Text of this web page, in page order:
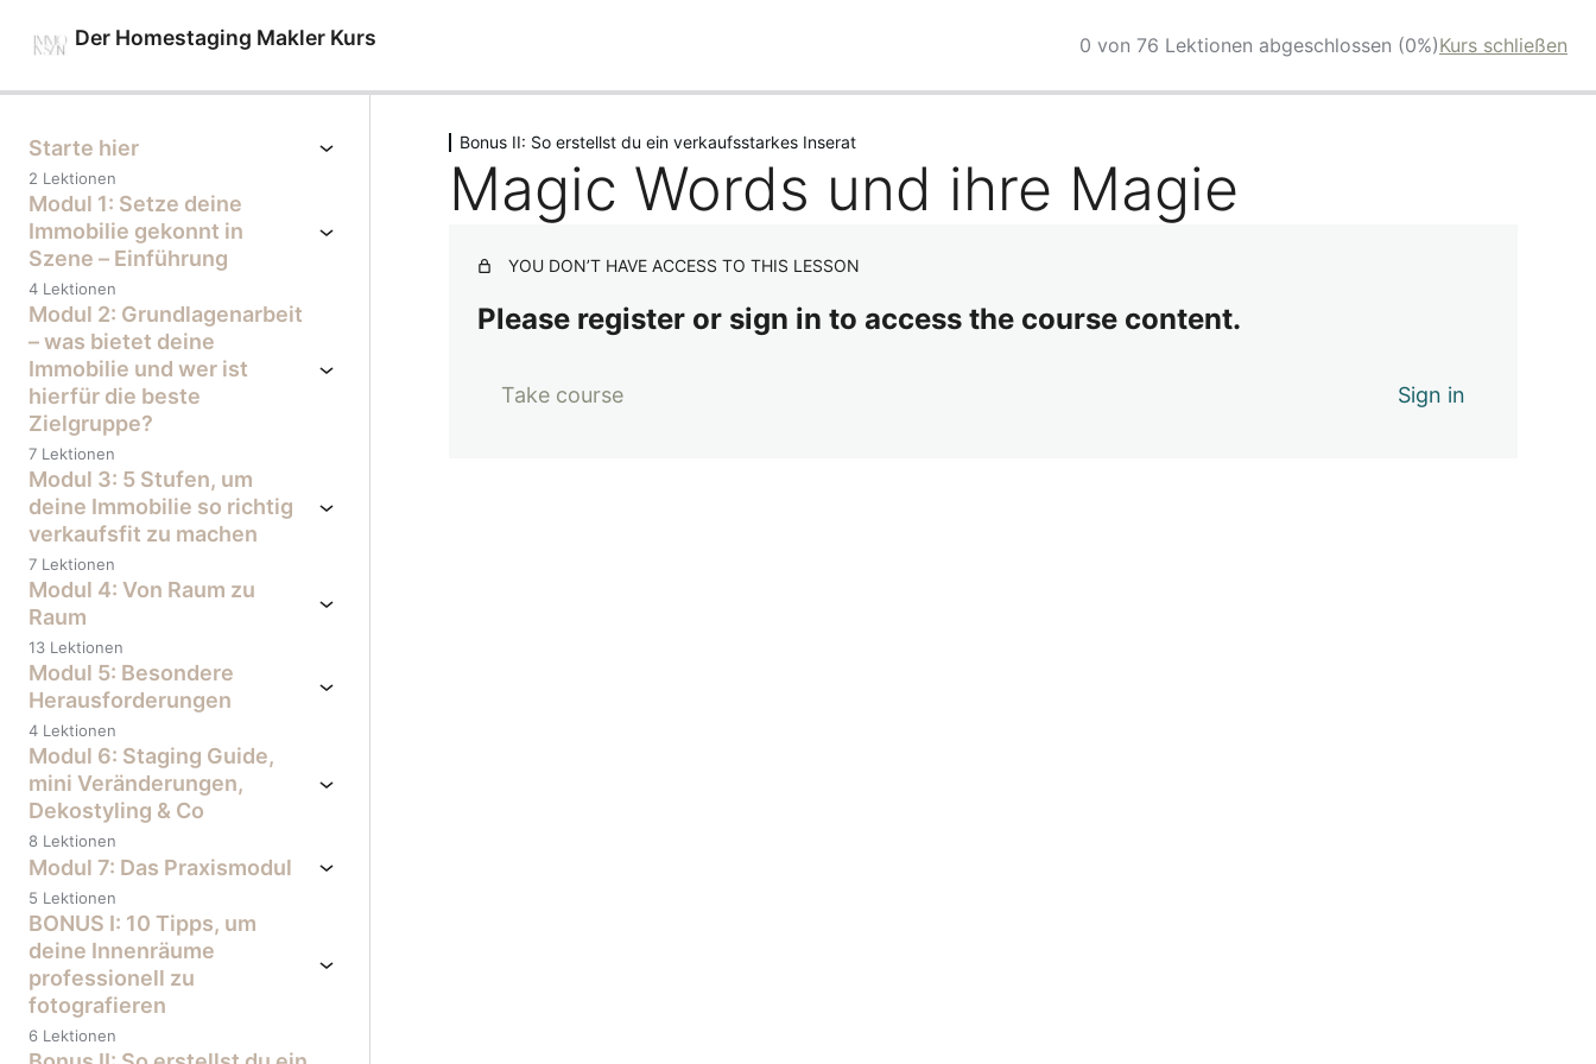
Der Homestaging Makler Kurs 0 von 76 Lektionen abgeschlossen (0%)Kurs schließen
Starte hier
2 Lektionen
Modul 1: Setze deine
Immobilie gekonnt in
Szene – Einführung
4 Lektionen
Modul 2: Grundlagenarbeit
– was bietet deine
Immobilie und wer ist
hierfür die beste
Zielgruppe?
7 Lektionen
Modul 3: 5 Stufen, um
deine Immobilie so richtig
verkaufsfit zu machen
7 Lektionen
Modul 4: Von Raum zu
Raum
13 Lektionen
Modul 5: Besondere
Herausforderungen
4 Lektionen
Modul 6: Staging Guide,
mini Veränderungen,
Dekostyling & Co
8 Lektionen
Modul 7: Das Praxismodul
5 Lektionen
BONUS I: 10 Tipps, um
deine Innenräume
professionell zu
fotografieren
6 Lektionen
Bonus II: So erstellst du ein verkaufsstarkes Inserat
Magic Words und ihre Magie
YOU DON’T HAVE ACCESS TO THIS LESSON
Please register or sign in to access the course content.
Take course Sign in